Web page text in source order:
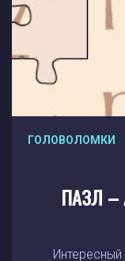
ГОЛОВОЛОМКИ
ПАЗЛ